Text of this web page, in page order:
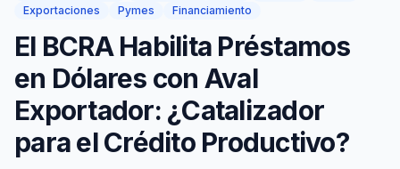
Exportaciones
Pymes Financiamiento
El BCRA Habilita Préstamos
en Dólares con Aval
Exportador: ¿Catalizador
para el Crédito Productivo?